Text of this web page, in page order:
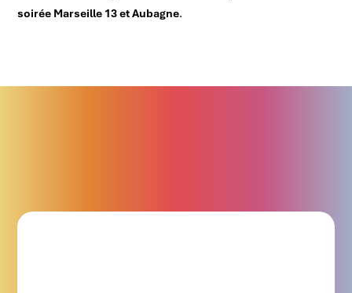
soirée Marseille 13 et Aubagne.